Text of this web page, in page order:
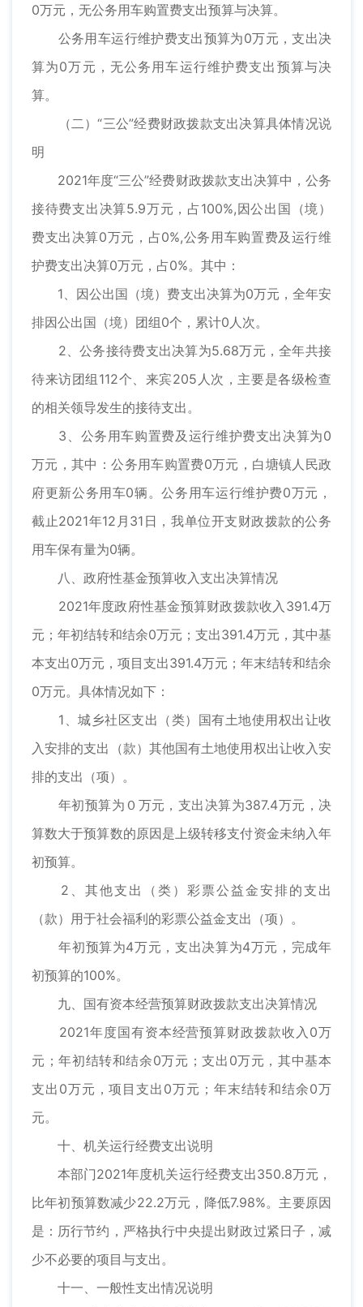
0万元，无公务用车购置费支出预算与决算。
公务用车运行维护费支出预算为0万元，支出决
算为0万元，无公务用车运行维护费支出预算与决
算。
（二）“三公”经费财政拨款支出决算具体情况说
明
2021年度“三公”经费财政拨款支出决算中，公务
接待费支出决算5.9万元，占100%,因公出国（境）
费支出决算0万元，占0%,公务用车购置费及运行维
护费支出决算0万元，占0%。其中：
1、因公出国（境）费支出决算为0万元，全年安
排因公出国（境）团组0个，累计0人次。
2、公务接待费支出决算为5.68万元，全年共接
待来访团组112个、来宾205人次，主要是各级检查
的相关领导发生的接待支出。
3、公务用车购置费及运行维护费支出决算为0
万元，其中：公务用车购置费0万元，白塘镇人民政
府更新公务用车0辆。公务用车运行维护费0万元，
截止2021年12月31日，我单位开支财政拨款的公务
用车保有量为0辆。
八、政府性基金预算收入支出决算情况
2021年度政府性基金预算财政拨款收入391.4万
元；年初结转和结余0万元；支出391.4万元，其中基
本支出0万元，项目支出391.4万元；年末结转和结余
0万元。具体情况如下：
1、城乡社区支出（类）国有土地使用权出让收
入安排的支出（款）其他国有土地使用权出让收入安
排的支出（项）。
年初预算为０万元，支出决算为387.4万元，决
算数大于预算数的原因是上级转移支付资金未纳入年
初预算。
2、其他支出（类）彩票公益金安排的支出
（款）用于社会福利的彩票公益金支出（项）。
年初预算为4万元，支出决算为4万元，完成年
初预算的100%。
九、国有资本经营预算财政拨款支出决算情况
2021年度国有资本经营预算财政拨款收入0万
元；年初结转和结余0万元；支出0万元，其中基本
支出0万元，项目支出0万元；年末结转和结余0万
元。
十、机关运行经费支出说明
本部门2021年度机关运行经费支出350.8万元，
比年初预算数减少22.2万元，降低7.98%。主要原因
是：历行节约，严格执行中央提出财政过紧日子，减
少不必要的项目与支出。
十一、一般性支出情况说明